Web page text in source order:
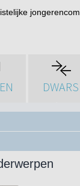
DWARS